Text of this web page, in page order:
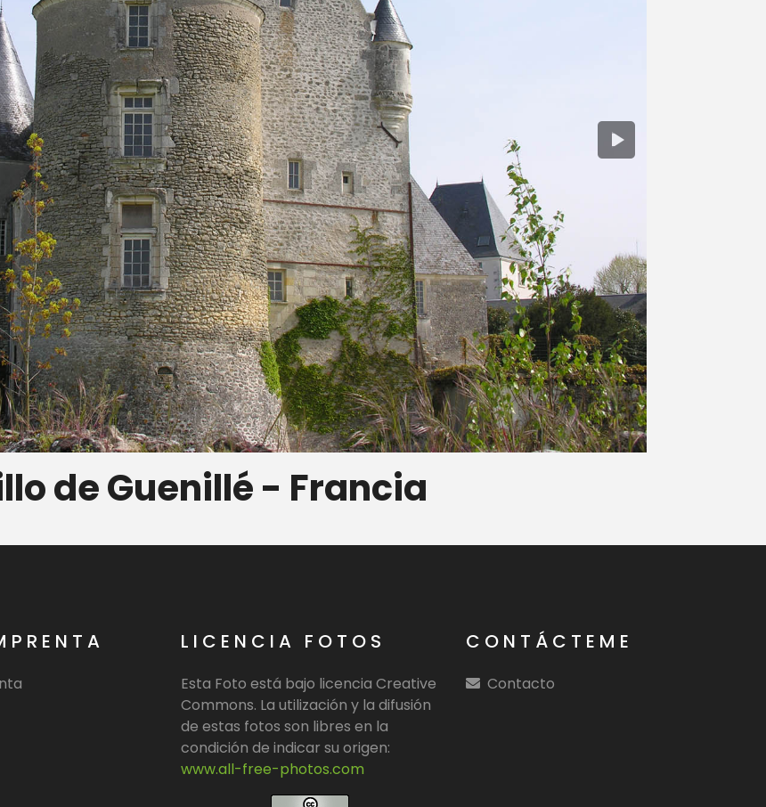
de Guenillé - Francia
LICENCIA FOTOS
Esta Foto está bajo licencia Creative
Commons. La utilización y la difusión
de estas fotos son libres en la
condición de indicar su origen:
www.all-free-photos.com
CONTÁCTEME
Contacto